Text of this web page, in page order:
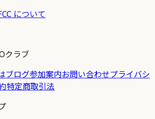
について
クラブ
ブログ参加案内お問い合わせプライバシ
特定商取引法